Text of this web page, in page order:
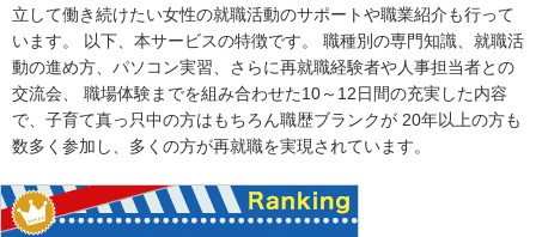
立して働き続けたい女性の就職活動のサポートや職業紹介も行って
います。 以下、本サービスの特徴です。 職種別の専門知識、就職活
動の進め方、パソコン実習、さらに再就職経験者や人事担当者との
交流会、 職場体験までを組み合わせた10～12日間の充実した内容
で、子育て真っ只中の方はもちろん職歴ブランクが 20年以上の方も
数多く参加し、多くの方が再就職を実現されています。